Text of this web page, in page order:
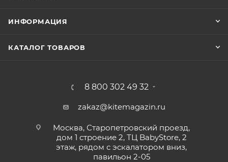
ИНФОРМАЦИЯ
КАТАЛОГ ТОВАРОВ
8 800 302 49 32
zakaz@kitemagazin.ru
Москва, Старопетровский проезд,
дом 1 строение 2, ТЦ BabyStore, 2
этаж, рядом с эскалатором вниз,
павильон 2-05